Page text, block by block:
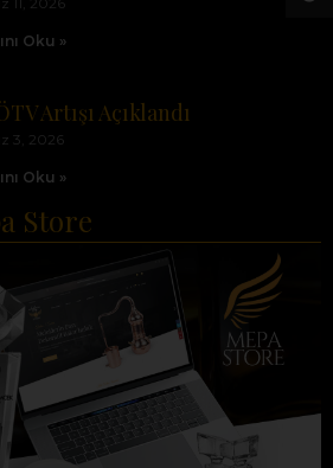
Oku »
Artışı Açıklandı
3, 2026
Oku »
Store